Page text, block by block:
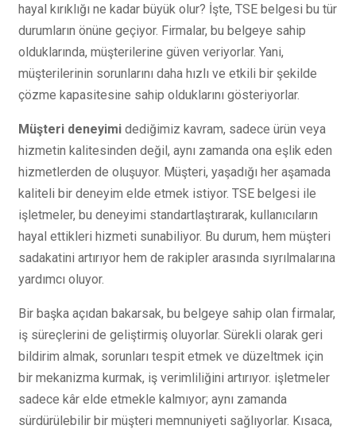
hayal kırıklığı ne kadar büyük olur? İşte, TSE belgesi bu tür
durumların önüne geçiyor. Firmalar, bu belgeye sahip
olduklarında, müşterilerine güven veriyorlar. Yani,
müşterilerinin sorunlarını daha hızlı ve etkili bir şekilde
çözme kapasitesine sahip olduklarını gösteriyorlar.
Müşteri deneyimi dediğimiz kavram, sadece ürün veya
hizmetin kalitesinden değil, aynı zamanda ona eşlik eden
hizmetlerden de oluşuyor. Müşteri, yaşadığı her aşamada
kaliteli bir deneyim elde etmek istiyor. TSE belgesi ile
işletmeler, bu deneyimi standartlaştırarak, kullanıcıların
hayal ettikleri hizmeti sunabiliyor. Bu durum, hem müşteri
sadakatini artırıyor hem de rakipler arasında sıyrılmalarına
yardımcı oluyor.
Bir başka açıdan bakarsak, bu belgeye sahip olan firmalar,
iş süreçlerini de geliştirmiş oluyorlar. Sürekli olarak geri
bildirim almak, sorunları tespit etmek ve düzeltmek için
bir mekanizma kurmak, iş verimliliğini artırıyor. işletmeler
sadece kâr elde etmekle kalmıyor; aynı zamanda
sürdürülebilir bir müşteri memnuniyeti sağlıyorlar. Kısaca,